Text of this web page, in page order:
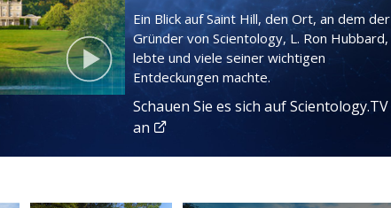
Ein Blick auf Saint Hill, den Ort, an dem der
Gründer von Scientology, L. Ron Hubbard,
lebte und viele seiner wichtigen
Entdeckungen machte.
Schauen Sie es sich auf Scientology.TV
an